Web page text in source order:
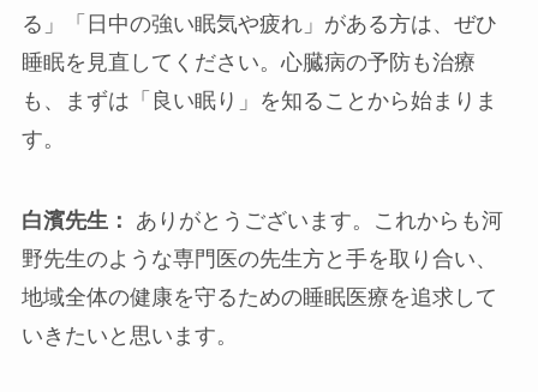
る」「日中の強い眠気や疲れ」がある方は、ぜひ
睡眠を見直してください。心臓病の予防も治療
も、まずは「良い眠り」を知ることから始まりま
す。
白濱先生：
ありがとうございます。これからも河
野先生のような専門医の先生方と手を取り合い、
地域全体の健康を守るための睡眠医療を追求して
いきたいと思います。